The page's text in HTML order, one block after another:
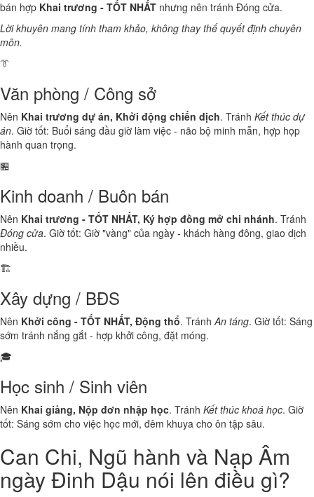
bán hợp Khai trương - TỐT NHẤT nhưng nên tránh Đóng cửa.
Lời khuyên mang tính tham khảo, không thay thế quyết định chuyên
môn.
👔
Văn phòng / Công sở
Nên Khai trương dự án, Khởi động chiến dịch. Tránh Kết thúc dự
án. Giờ tốt: Buổi sáng đầu giờ làm việc - não bộ minh mẫn, hợp họp
hành quan trọng.
🏪
Kinh doanh / Buôn bán
Nên Khai trương - TỐT NHẤT, Ký hợp đồng mở chi nhánh. Tránh
Đóng cửa. Giờ tốt: Giờ "vàng" của ngày - khách hàng đông, giao dịch
nhiều.
🏗️
Xây dựng / BĐS
Nên Khởi công - TỐT NHẤT, Động thổ. TránhAn táng. Giờ tốt: Sáng
sớm tránh nắng gắt - hợp khởi công, đặt móng.
🎓
Học sinh / Sinh viên
Nên Khai giảng, Nộp đơn nhập học. Tránh Kết thúc khoá học. Giờ
tốt: Sáng sớm cho việc học mới, đêm khuya cho ôn tập sâu.
Can Chi, Ngũ hành và Nạp Âm
ngày Đinh Dậu nói lên điều gì?